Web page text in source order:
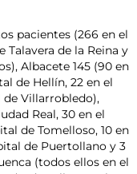
pacientes (266 en el
Talavera de la Reina y
Albacete 145 (90 en
de Hellín, 22 en el
de Villarrobledo),
Real, 30 en el
de Tomelloso, 10 en
de Puertollano y 3
(todos ellos en el